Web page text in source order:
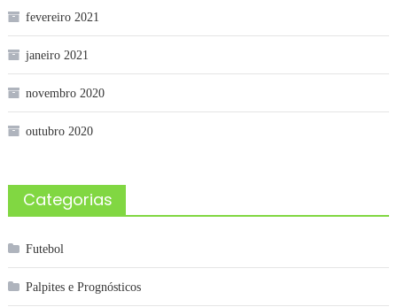
fevereiro 2021
janeiro 2021
novembro 2020
outubro 2020
Categorias
Futebol
Palpites e Prognósticos